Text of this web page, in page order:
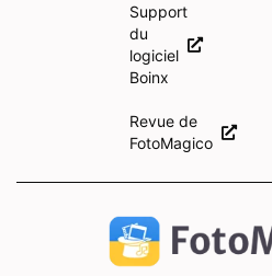
Support
du
logiciel
Boinx
Revue de
FotoMagico